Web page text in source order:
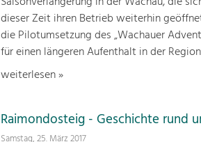
dieser Zeit ihren Betrieb weiterhin
die Pilotumsetzung des „Wachauer
für einen längeren Aufenthalt in der
weiterlesen »
Raimondosteig - Geschichte rund
Samstag, 25. März 2017